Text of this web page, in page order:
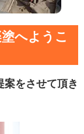
へようこ
をさせて頂き